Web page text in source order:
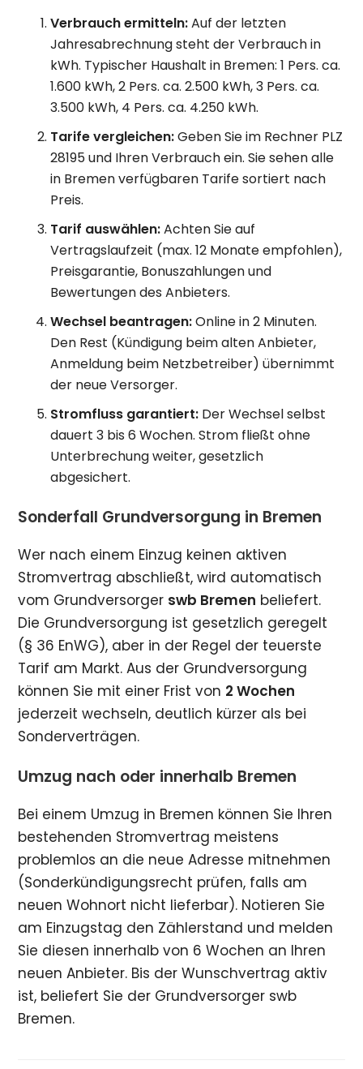
Verbrauch ermitteln:Auf der letzten
Jahresabrechnung steht der Verbrauch in
kWh. Typischer Haushalt in Bremen: 1 Pers. ca.
1.600 kWh, 2 Pers. ca. 2.500 kWh, 3 Pers. ca.
3.500 kWh, 4 Pers. ca. 4.250 kWh.
Tarife vergleichen:Geben Sie im Rechner PLZ
28195 und Ihren Verbrauch ein. Sie sehen alle
in Bremen verfügbaren Tarife sortiert nach
Preis.
Tarif auswählen:Achten Sie auf
Vertragslaufzeit (max. 12 Monate empfohlen),
Preisgarantie, Bonuszahlungen und
Bewertungen des Anbieters.
Wechsel beantragen:Online in 2 Minuten.
Den Rest (Kündigung beim alten Anbieter,
Anmeldung beim Netzbetreiber) übernimmt
der neue Versorger.
Stromfluss garantiert: Der Wechsel selbst
dauert 3 bis 6 Wochen. Strom fließt ohne
Unterbrechung weiter, gesetzlich
abgesichert.
Sonderfall Grundversorgung in Bremen
Wer nach einem Einzug keinen aktiven
Stromvertrag abschließt, wird automatisch
vom Grundversorger swb Bremen beliefert.
Die Grundversorgung ist gesetzlich geregelt
(§ 36 EnWG), aber in der Regel der teuerste
Tarif am Markt. Aus der Grundversorgung
können Sie mit einer Frist von 2 Wochen
jederzeit wechseln, deutlich kürzer als bei
Sonderverträgen.
Umzug nach oder innerhalb Bremen
Bei einem Umzug in Bremen können Sie Ihren
bestehenden Stromvertrag meistens
problemlos an die neue Adresse mitnehmen
(Sonderkündigungsrecht prüfen, falls am
neuen Wohnort nicht lieferbar). Notieren Sie
am Einzugstag den Zählerstand und melden
Sie diesen innerhalb von 6 Wochen an Ihren
neuen Anbieter. Bis der Wunschvertrag aktiv
ist, beliefert Sie der Grundversorger swb
Bremen.